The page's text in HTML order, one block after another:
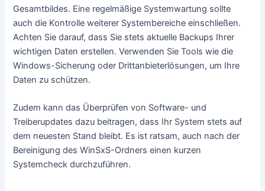
Gesamtbildes. Eine regelmäßige Systemwartung sollte
auch die Kontrolle weiterer Systembereiche einschließen.
Achten Sie darauf, dass Sie stets aktuelle Backups Ihrer
wichtigen Daten erstellen. Verwenden Sie Tools wie die
Windows-Sicherung oder Drittanbieterlösungen, um Ihre
Daten zu schützen.
Zudem kann das Überprüfen von Software- und
Treiberupdates dazu beitragen, dass Ihr System stets auf
dem neuesten Stand bleibt. Es ist ratsam, auch nach der
Bereinigung des WinSxS-Ordners einen kurzen
Systemcheck durchzuführen.